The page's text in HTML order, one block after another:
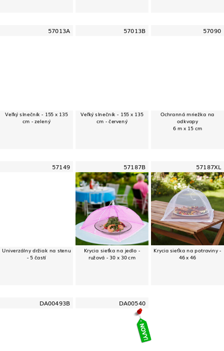
57013A
Veľký slnečník - 155 x 135
cm - zelený
57013B
Veľký slnečník - 155 x 135
cm - červený
57090
Ochranná mriežka na
odkvapy
6 m x 15 cm
57149
Univerzálny držiak na stenu
- 5 častí
57187B
Krycia sieťka na jedlo -
ružová - 30 x 30 cm
57187XL
Krycia sieťka na potraviny -
46 x 46
DA00493B DA00540